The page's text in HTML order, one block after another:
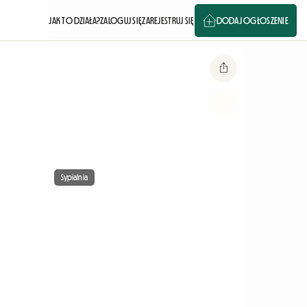
JAK TO DZIAŁA?ZALOGUJ SIĘZAREJESTRUJ SIĘ DODAJ OGŁOSZENIE
Sypialnia